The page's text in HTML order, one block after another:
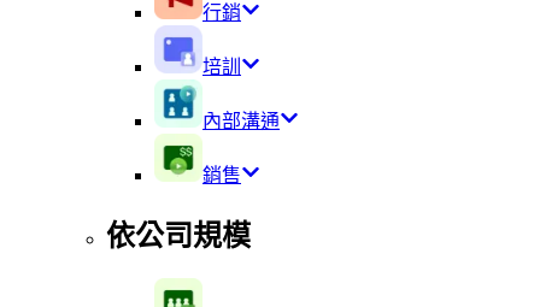
行銷
培訓
內部溝通
銷售
依公司規模